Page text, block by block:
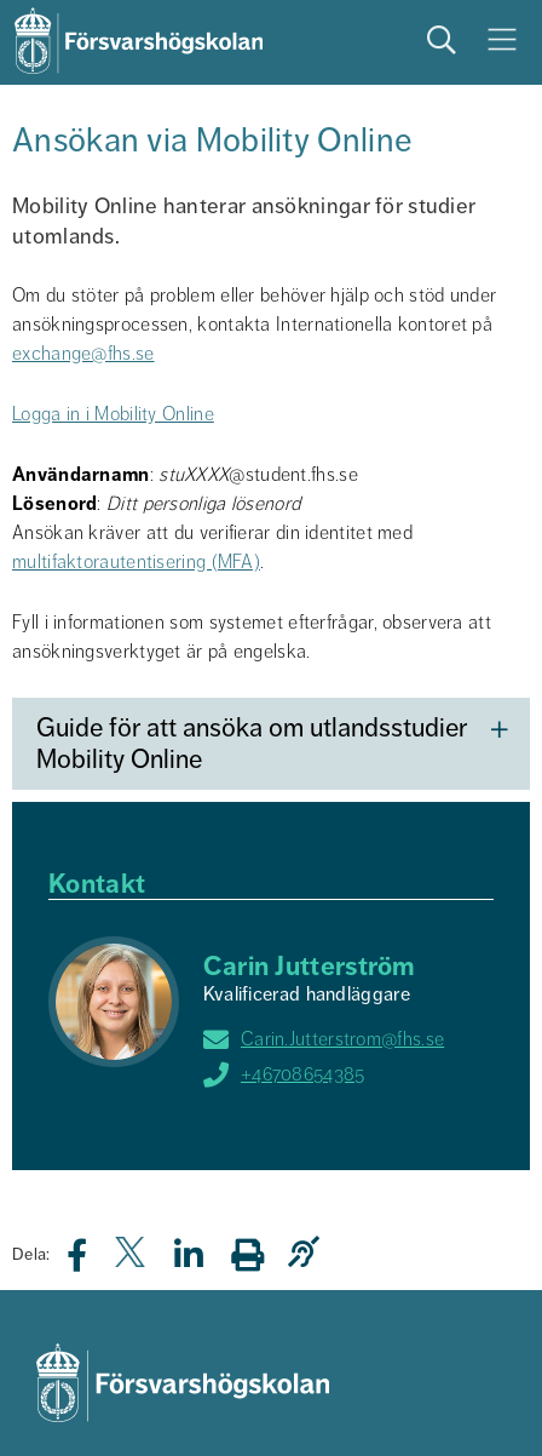
Sök Meny
studera på campus studentliv
Ansökan via Mobility Online
Mobility Online hanterar ansökningar för studier
utomlands.
Om du stöter på problem eller behöver hjälp och stöd under
exchange@fhs.se
Logga in i Mobility Online
Användarnamn: stuXXXX@student.fhs.se
Lösenord: Ditt personliga lösenord
multifaktorautentisering (MFA).
Fyll i informationen som systemet efterfrågar, observera att
ansökningsverktyget är på engelska.
Guide för att ansöka om utlandsstudier i
Mobility Online
Kontakt
Carin Jutterström
Kvalificerad handläggare
Carin.Jutterstrom@fhs.se
+46708654385
Dela: